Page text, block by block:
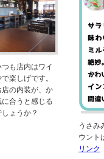
も店内はワイ
楽しげです。
の内装が、か
に合うと感じる
ょうか？
うさみ
ウント
リンク